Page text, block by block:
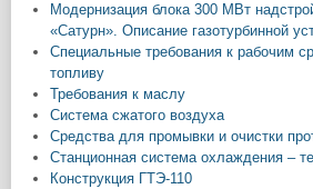
Модернизация блока 300 МВт
«Сатурн». Описание газотурбинной
Специальные требования к рабочим
топливу
Требования к маслу
Система сжатого воздуха
Средства для промывки и очистки
Станционная система охлаждения –
Конструкция ГТЭ-110